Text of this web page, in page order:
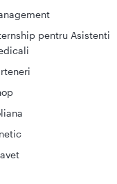
pentru Asistenti